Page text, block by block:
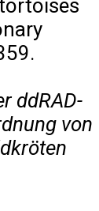
ddRAD-
von